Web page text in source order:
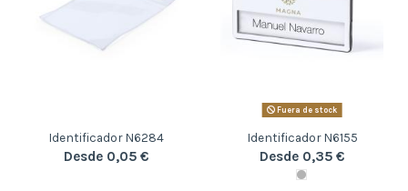
Identificador N6284
Desde 0,05 €
Fuera de stock
Identificador N6155
Desde 0,35 €